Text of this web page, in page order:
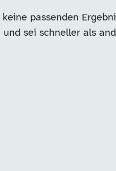
passenden
sei schneller als